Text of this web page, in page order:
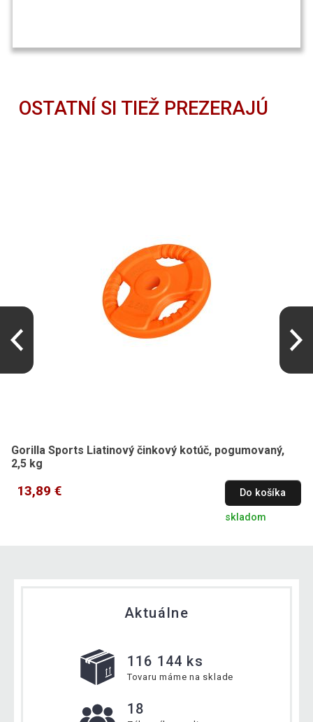
OSTATNÍ SI TIEŽ PREZERAJÚ
Gorilla Sports Liatinový činkový kotúč, pogumovaný,
2,5 kg
13,89 € Do košíka
skladom
Aktuálne
116 144 ks
Tovaru máme na sklade
18